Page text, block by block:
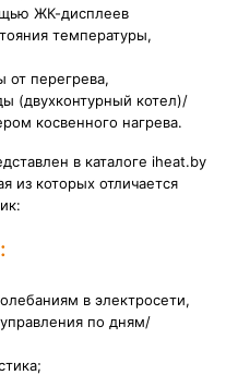
ЖК-дисплеев
температуры,
от перегрева,
(двухконтурный котел)/
косвенного нагрева.
в каталоге iheat.by
из которых отличается
в электросети,
по дням/